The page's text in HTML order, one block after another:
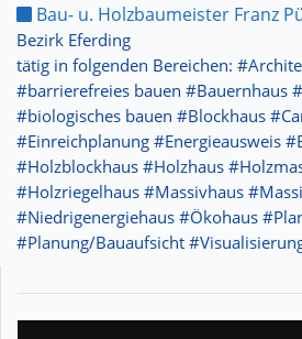
Bau- u. Holzbaumeister Franz
Bezirk Eferding
tätig in folgenden Bereichen:
#barrierefreies bauen #Bauernhaus
#biologisches bauen #Blockhaus
#Einreichplanung #Energieausweis
#Holzblockhaus #Holzhaus
#Holzriegelhaus #Massivhaus
#Niedrigenergiehaus #Ökohaus
#Planung/Bauaufsicht